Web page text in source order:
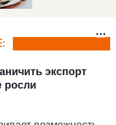
экспорт
росли